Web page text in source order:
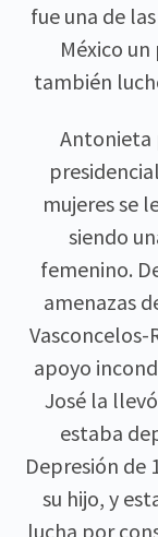
fue una de
México
también
Antonieta
mujeres se
siendo
femenino.
amenazas
Vasconcelos-
apoyo
José la
estaba
Depresión de
su hijo, y
lucha por